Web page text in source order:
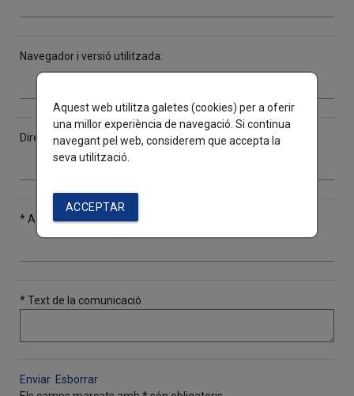
Aquest web utilitza galetes (cookies) per a oferir
una millor experiència de navegació. Si continua
navegant pel web, considerem que accepta la
seva utilització.
ACCEPTAR
Navegador i versió utilitzada:
Direcciò o url de la página:
* Assumpte:
* Text de la comunicació
Enviar Esborrar